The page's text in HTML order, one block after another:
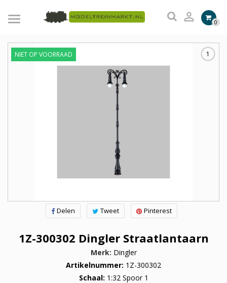
 0
1
NIET OP VOORRAAD
Delen Tweet Pinterest
1Z-300302 Dingler Straatlantaarn
Merk Dingler
Artikelnummer 1Z-300302
Schaal 1:32 Spoor 1